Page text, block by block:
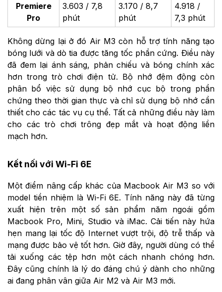
Premiere
Pro
3.603 / 7,8
phút
3.170 / 8,7
phút
4.918 /
7,3 phút
Không dừng lại ở đó Air M3 còn hỗ trợ tính năng tạo
bóng lưới và dò tia được tăng tốc phần cứng. Điều này
đã đem lại ánh sáng, phản chiếu và bóng chính xác
hơn trong trò chơi điện tử. Bộ nhớ đệm động còn
phân bổ việc sử dụng bộ nhớ cục bộ trong phần
chứng theo thời gian thực và chỉ sử dụng bộ nhớ cần
thiết cho các tác vụ cụ thể. Tất cả những điều này làm
cho các trò chơi trông đẹp mắt và hoạt động liền
mạch hơn.
Kết nối với Wi-Fi 6E
Một điểm nâng cấp khác của Macbook Air M3 so với
model tiền nhiệm là Wi-Fi 6E. Tính năng này đã từng
xuất hiện trên một số sản phẩm năm ngoái gồm
Macbook Pro, Mini, Studio và iMac. Cải tiến này hứa
hẹn mang lại tốc độ Internet vượt trội, độ trễ thấp và
mạng được bảo vệ tốt hơn. Giờ đây, người dùng có thể
tải xuống các tệp hơn một cách nhanh chóng hơn.
Đây cũng chính là lý do đáng chú ý dành cho những
ai đang phân vân giữa Air M2 và Air M3 mới.